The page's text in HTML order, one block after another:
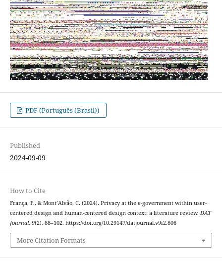
PDF (Português (Brasil))
Published
2024-09-09
How to Cite
França, F., & Mont’Alvão, C. (2024). Privacy at the e-government within user-
centered design and human-centered design context: a literature review. DAT
Journal, 9(2), 88–102. https://doi.org/10.29147/datjournal.v9i2.806
More Citation Formats